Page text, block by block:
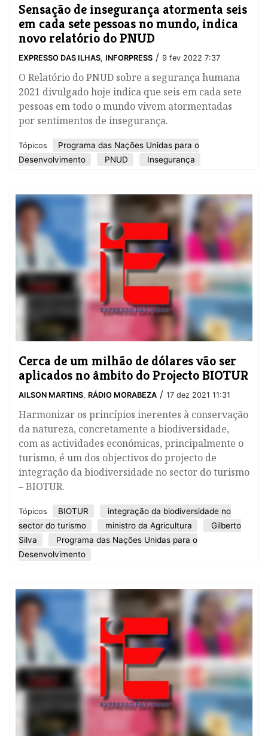
Sensação de insegurança atormenta seis
em cada sete pessoas no mundo, indica
novo relatório do PNUD
EXPRESSO DAS ILHAS, INFORPRESS / 9 fev 2022 7:37
O Relatório do PNUD sobre a segurança humana
2021 divulgado hoje indica que seis em cada sete
pessoas em todo o mundo vivem atormentadas
por sentimentos de insegurança.
Tópicos
Programa das Nações Unidas para o
Desenvolvimento
PNUD Insegurança
Cerca de um milhão de dólares vão ser
aplicados no âmbito do Projecto BIOTUR
AILSON MARTINS, RÁDIO MORABEZA / 17 dez 2021 11:31
Harmonizar os princípios inerentes à conservação
da natureza, concretamente a biodiversidade,
com as actividades económicas, principalmente o
turismo, é um dos objectivos do projecto de
integração da biodiversidade no sector do turismo
– BIOTUR.
Tópicos BIOTUR
integração da biodiversidade no
sector do turismo
ministro da Agricultura
Gilberto
Silva
Programa das Nações Unidas para o
Desenvolvimento